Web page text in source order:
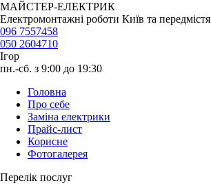
МАЙСТЕР-ЕЛЕКТРИК
Електромонтажні роботи Київ та передмістя
096 7557458
050 2604710
Ігор
пн.-сб. з 9:00 до 19:30
Головна
Про себе
Заміна електрики
Прайс-лист
Корисне
Фотогалерея
Перелік послуг